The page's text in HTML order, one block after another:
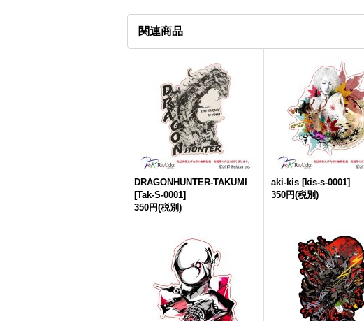
関連商品
DRAGONHUNTER-TAKUMI
[Tak-S-0001]
350円(税別)
aki-kis [kis-s-0001]
350円(税別)